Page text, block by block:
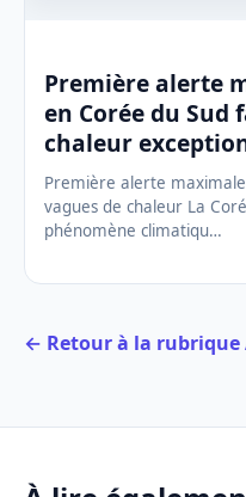
Première alerte
en Corée du Sud
chaleur
Première alerte
vagues de chaleur La
phénomène climatiqu…
← Retour à la rubrique